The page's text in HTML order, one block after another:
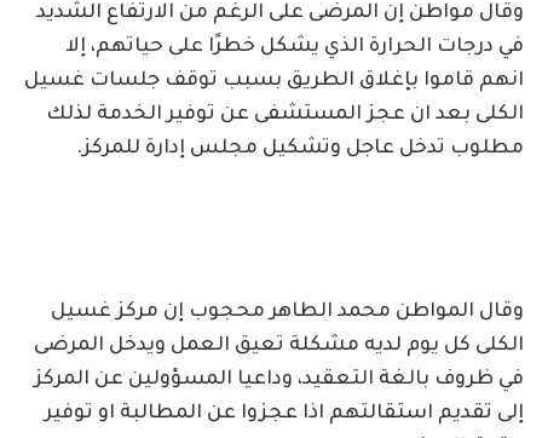
وقال مواطن إن المرضى على الرغم من الارتفاع الشديد
في درجات الحرارة الذي يشكل خطرًا على حياتهم، إلا
انهم قاموا بإغلاق الطريق بسبب توقف جلسات غسيل
الكلى بعد ان عجز المستشفى عن توفير الخدمة لذلك
مطلوب تدخل عاجل وتشكيل مجلس إدارة للمركز.
وقال المواطن محمد الطاهر محجوب إن مركز غسيل
الكلى كل يوم لديه مشكلة تعيق العمل ويدخل المرضى
في ظروف بالغة التعقيد، وداعيا المسؤولين عن المركز
إلى تقديم استقالتهم اذا عجزوا عن المطالبة او توفير